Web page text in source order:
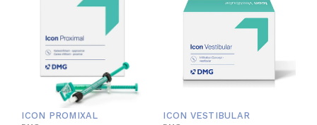
ICON PROMIXAL ICON VESTIBULAR